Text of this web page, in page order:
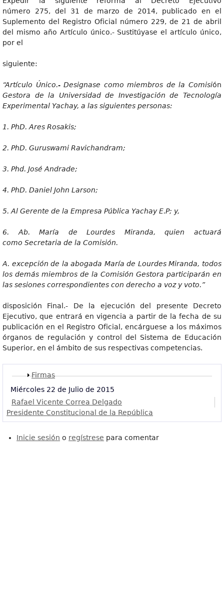
número 275, del 31 de marzo de 2014, publicado en el
Suplemento del Registro Oficial número 229, de 21 de abril
del mismo año Artículo único.- Sustitúyase el artículo único,
por el
siguiente:
“Artículo Único.-Designase como miembros de la Comisión
Gestora de la Universidad de Investigación de Tecnología
Experimental Yachay, a las siguientes personas:
1. PhD. Ares Rosakis;
2. PhD. Guruswami Ravichandram;
3. Phd. José Andrade;
4. PhD. Daniel John Larson;
5. Al Gerente de la Empresa Pública Yachay E.P; y,
6. Ab. María de Lourdes Miranda, quien actuará
como Secretaria de la Comisión.
A. excepción de la abogada María de Lourdes Miranda, todos
los demás miembros de la Comisión Gestora participarán en
las sesiones correspondientes con derecho a voz y voto.”
disposición Final.- De la ejecución del presente Decreto
Ejecutivo, que entrará en vigencia a partir de la fecha de su
publicación en el Registro Oficial, encárguese a los máximos
órganos de regulación y control del Sistema de Educación
Superior, en el ámbito de sus respectivas competencias.
Mostrar
Firmas
Miércoles 22 de Julio de 2015
Rafael Vicente Correa Delgado
Presidente Constitucional de la República
Inicie sesión o regístrese para comentar